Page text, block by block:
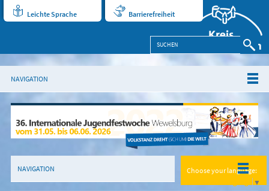
Leichte Sprache Barrierefreiheit
NAVIGATION
NAVIGATION
Choose your language:
▼